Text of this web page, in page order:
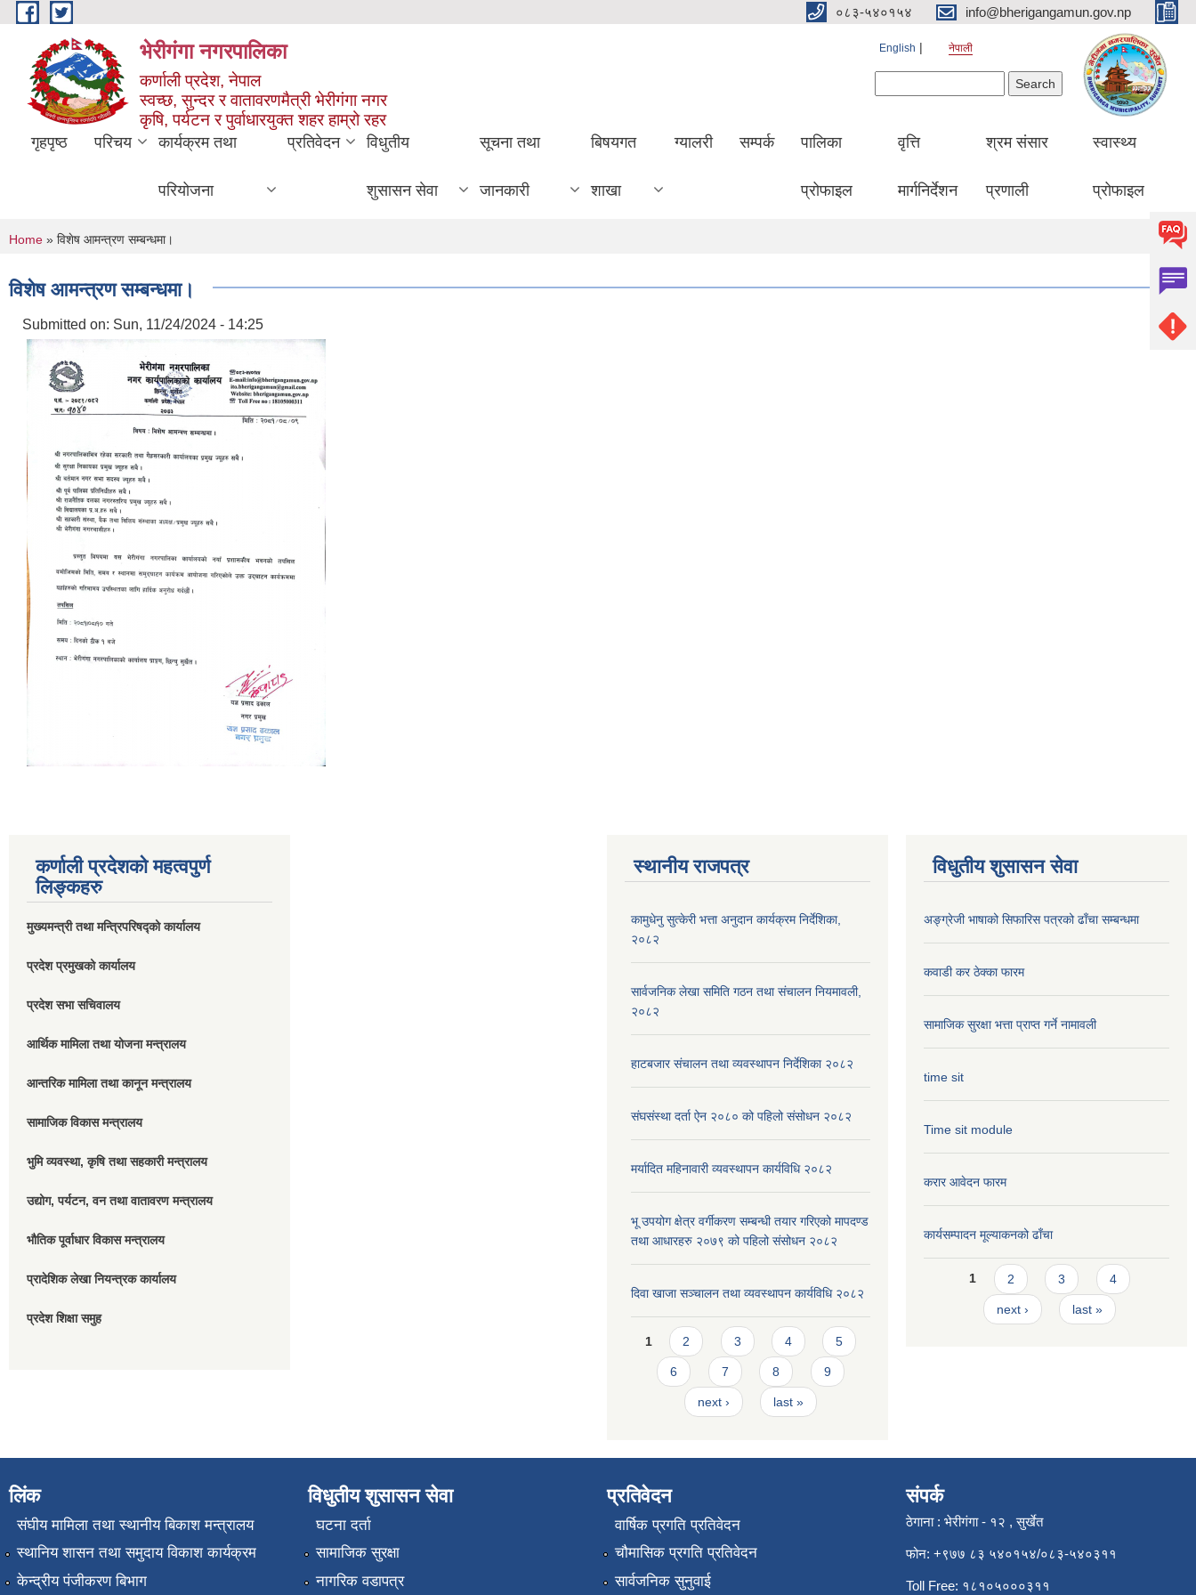
Skip to main content ०८३-५४०१५४ info@bherigangamun.gov.np
भेरीगंगा नगरपालिका
कर्णाली प्रदेश, नेपाल
स्वच्छ, सुन्दर र वातावरणमैत्री भेरीगंगा नगर
कृषि, पर्यटन र पुर्वाधारयुक्त शहर हाम्रो रहर
English नेपाली
गृहपृष्ठ परिचय कार्यक्रम तथा
परियोजना
प्रतिवेदन विधुतीय
शुसासन सेवा
सूचना तथा
जानकारी
बिषयगत
शाखा
ग्यालरी सम्पर्क पालिका
प्रोफाइल
वृत्ति
मार्गनिर्देशन
श्रम संसार
प्रणाली
स्वास्थ्य
प्रोफाइल
You are here
Home » विशेष आमन्त्रण सम्बन्धमा।
विशेष आमन्त्रण सम्बन्धमा।
Submitted on: Sun, 11/24/2024 - 14:25
कर्णाली प्रदेशको महत्वपुर्ण
लिङ्कहरु
मुख्यमन्त्री तथा मन्त्रिपरिषद्को कार्यालय
प्रदेश प्रमुखको कार्यालय
प्रदेश सभा सचिवालय
आर्थिक मामिला तथा योजना मन्त्रालय
आन्तरिक मामिला तथा कानून मन्त्रालय
सामाजिक विकास मन्त्रालय
भुमि व्यवस्था, कृषि तथा सहकारी मन्त्रालय
उद्योग, पर्यटन, वन तथा वातावरण मन्त्रालय
भौतिक पूर्वाधार विकास मन्त्रालय
प्रादेशिक लेखा नियन्त्रक कार्यालय
प्रदेश शिक्षा समुह
स्थानीय राजपत्र
कामुधेनु सुत्केरी भत्ता अनुदान कार्यक्रम निर्देशिका,
२०८२
सार्वजनिक लेखा समिति गठन तथा संचालन नियमावली,
२०८२
हाटबजार संचालन तथा व्यवस्थापन निर्देशिका २०८२
संघसंस्था दर्ता ऐन २०८० को पहिलो संसोधन २०८२
मर्यादित महिनावारी व्यवस्थापन कार्यविधि २०८२
भू उपयोग क्षेत्र वर्गीकरण सम्बन्धी तयार गरिएको मापदण्ड
तथा आधारहरु २०७९ को पहिलो संसोधन २०८२
दिवा खाजा सञ्चालन तथा व्यवस्थापन कार्यविधि २०८२
Pages
1 2 3 4 5
6 7 8 9
next › last »
विधुतीय शुसासन सेवा
अङ्ग्रेजी भाषाको सिफारिस पत्रको ढाँचा सम्बन्धमा
कवाडी कर ठेक्का फारम
सामाजिक सुरक्षा भत्ता प्राप्त गर्ने नामावली
time sit
Time sit module
करार आवेदन फारम
कार्यसम्पादन मूल्या‌कनको ढाँचा
Pages
1 2 3 4
next › last »
लिंक
संघीय मामिला तथा स्थानीय बिकाश मन्त्रालय
स्थानिय शासन तथा समुदाय विकाश कार्यक्रम
केन्द्रीय पंजीकरण बिभाग
विधुतीय शुसासन सेवा
घटना दर्ता
सामाजिक सुरक्षा
नागरिक वडापत्र
प्रतिवेदन
वार्षिक प्रगति प्रतिवेदन
चौमासिक प्रगति प्रतिवेदन
सार्वजनिक सुनुवाई
संपर्क
ठेगाना : भेरीगंगा - १२ , सुर्खेत
फोन: +९७७ ८३ ५४०१५४/०८३-५४०३११
Toll Free: १८१०५०००३११